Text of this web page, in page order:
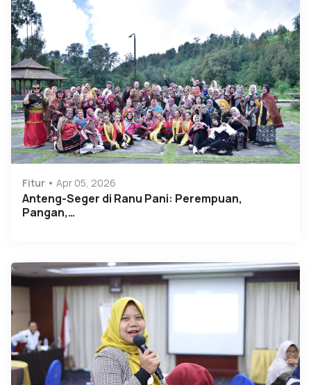
Fitur Apr 05, 2026
Anteng-Seger di Ranu Pani: Perempuan,
Pangan,…